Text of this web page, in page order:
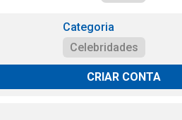
Categoria
Celebridades
CRIAR CONTA